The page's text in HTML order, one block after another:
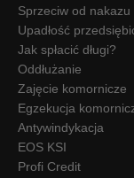
Sprzeciw od nakazu
Upadłość
Jak spłacić długi?
Oddłużanie
Zajęcie komornicze
Egzekucja
Antywindykacja
EOS KSI
Profi Credit